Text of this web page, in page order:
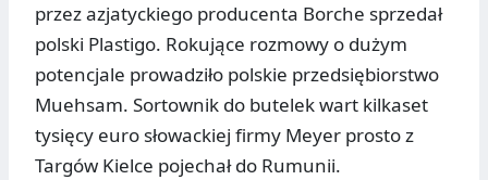
przez azjatyckiego producenta Borche sprzedał
polski Plastigo. Rokujące rozmowy o dużym
potencjale prowadziło polskie przedsiębiorstwo
Muehsam. Sortownik do butelek wart kilkaset
tysięcy euro słowackiej firmy Meyer prosto z
Targów Kielce pojechał do Rumunii.